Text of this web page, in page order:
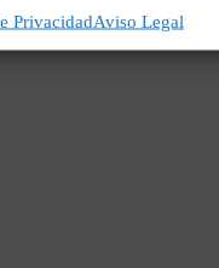
PrivacidadAviso Legal